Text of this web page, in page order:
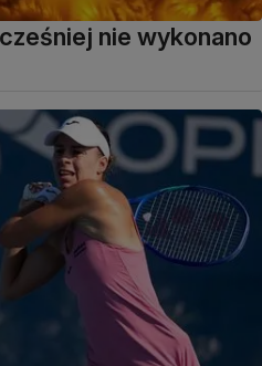
nie wykonano